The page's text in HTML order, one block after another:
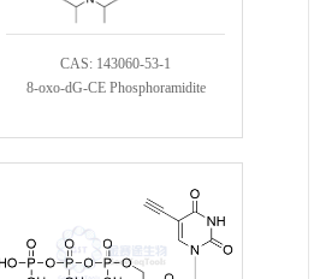
CAS: 143060-53-1
8-oxo-dG-CE Phosphoramidite